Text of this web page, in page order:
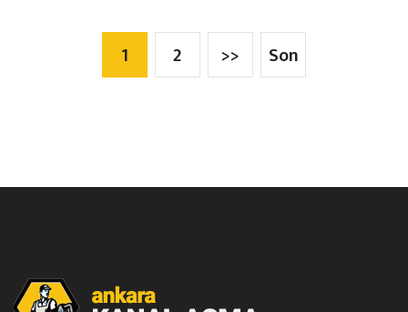
1 2 >> Son